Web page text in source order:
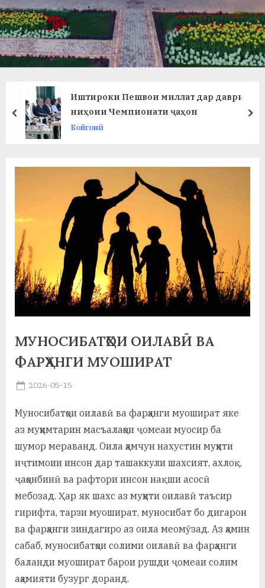
в
л
а
т
и
б
а
н
о
с
и
и
Х
у
с
Иштироки Пешвои миллат дар даври
ниҳоии Чемпионати ҷаҳон
Бойгонӣ
prev
МУНОСИБАТҲОИ ОИЛАВӢ ВА
ФАРҲАНГИ МУОШИРАТ
Posted
2026-05-15
Муносибатҳои оилавӣ ва фарҳанги муошират яке
аз муҳимтарин масъалаҳои ҷомеаи муосир ба
шумор мераванд. Оила ҳамчун нахустин муҳити
иҷтимоии инсон дар ташаккули шахсият, ахлоқ,
ҷаҳонбинӣ ва рафтори инсон нақши асосӣ
мебозад. Ҳар як шахс аз муҳити оилавӣ таъсир
гирифта, тарзи муошират, муносибат бо дигарон
ва фарҳанги зиндагиро аз оила меомӯзад. Аз ҳамин
сабаб, муносибатҳои солими оилавӣ ва фарҳанги
баланди муошират барои рушди ҷомеаи солим
аҳамияти бузург доранд.